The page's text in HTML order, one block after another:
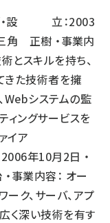
・設 立：2003
角 正樹 ・事業内
とスキルを持ち、
きた技術者を擁
Webシステムの監
ィングサービスを
イア
2006年10月2日 ・
事業内容： オー
ーク、サーバ、アプ
く深い技術を有す